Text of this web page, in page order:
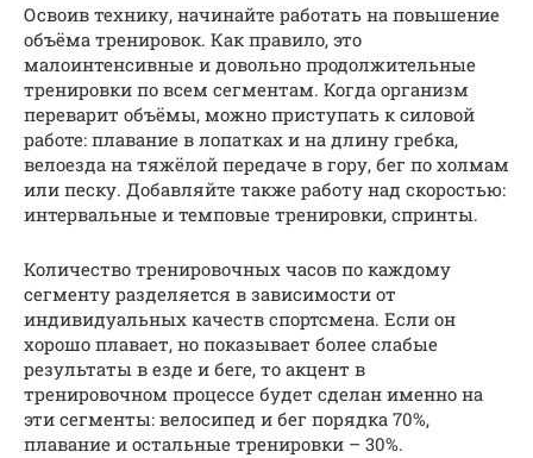
Освоив технику, начинайте работать на повышение
объёма тренировок. Как правило, это
малоинтенсивные и довольно продолжительные
тренировки по всем сегментам. Когда организм
переварит объёмы, можно приступать к силовой
работе: плавание в лопатках и на длину гребка,
велоезда на тяжёлой передаче в гору, бег по холмам
или песку. Добавляйте также работу над скоростью:
интервальные и темповые тренировки, спринты.
Количество тренировочных часов по каждому
сегменту разделяется в зависимости от
индивидуальных качеств спортсмена. Если он
хорошо плавает, но показывает более слабые
результаты в езде и беге, то акцент в
тренировочном процессе будет сделан именно на
эти сегменты: велосипед и бег порядка 70%,
плавание и остальные тренировки – 30%.